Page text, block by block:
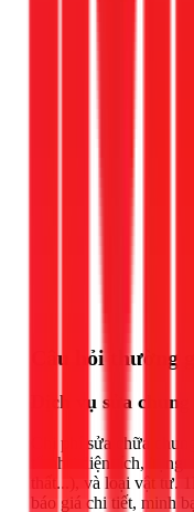
Câu hỏi thường
Dịch vụ sửa
Chi phí sửa chữa
tố như diện tích, hạng
thất...), và loại vật tư.
báo giá chi tiết, minh